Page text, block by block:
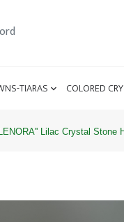
TIARAS COLORED
Lilac Crystal Stone